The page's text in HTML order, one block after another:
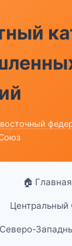
🏠 Главная
Северо-